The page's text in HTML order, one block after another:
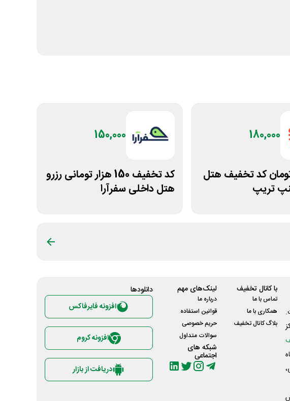
180,000
تومان کد تخفیف هتل
تریپ
150,000
کد تخفیف 150 هزار تومانی رزرو
هتل داخلی سفرآرا
با کانال تخفیف
تماس با ما
همکاری با ما
بلاگ کانال تخفیف
لینک‌های مهم
درباره ما
قوانین استفاده
حریم خصوصی
سوالات متداول
شبکه های
اجتماعی
دانلود‌ها
افزونه فایرفاکس
افزونه کروم
دریافت از بازار